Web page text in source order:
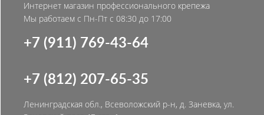
Интернет магазин профессионального крепежа
Мы работаем с Пн-Пт с 08:30 до 17:00
+7 (911) 769-43-64
+7 (812) 207-65-35
Ленинградская обл., Всеволожский р-н, д. Заневка, ул.